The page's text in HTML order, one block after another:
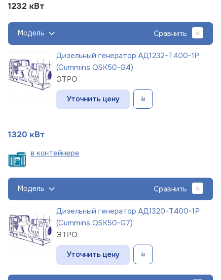
1232 кВт
Модель Сравнить
Дизельный генератор АД1232-Т400-1Р
(Cummins QSK50-G4)
ЭТРО
Уточнить цену
1320 кВт
в контейнере
Модель Сравнить
Дизельный генератор АД1320-Т400-1Р
(Cummins QSK50-G7)
ЭТРО
Уточнить цену